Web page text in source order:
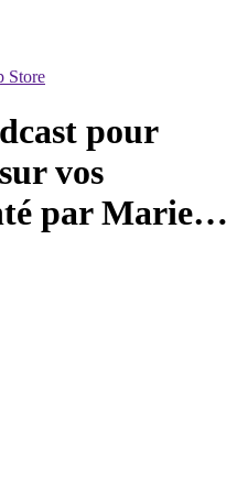
Store
pour
vos
par Marie